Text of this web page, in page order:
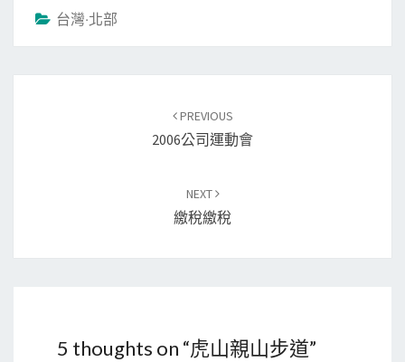
台灣‧北部
PREVIOUS
2006公司運動會
NEXT
繳稅繳稅
5 thoughts on “虎山親山步道”